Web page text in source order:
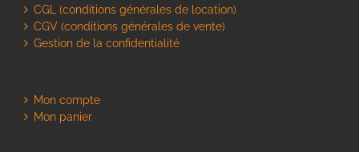
CGL (conditions générales de location)
CGV (conditions générales de vente)
Gestion de la confidentialité
Mon compte
Mon panier